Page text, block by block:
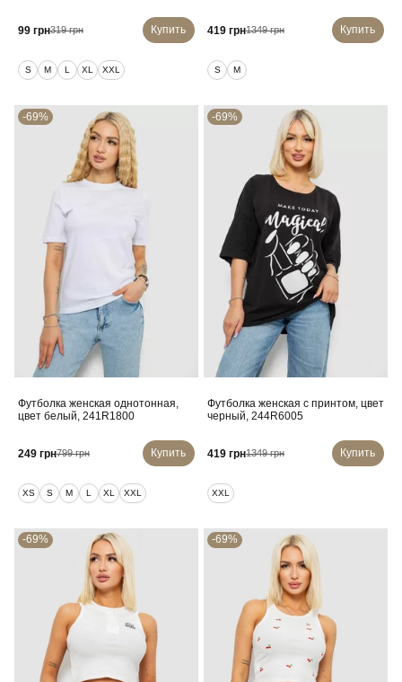
99 грн319 грн Купить
S M L XL XXL
419 грн1349 грн Купить
S M
-69%
Футболка женская однотонная,
цвет белый, 241R1800
249 грн799 грн Купить
XS S M L XL XXL
-69%
Футболка женская с принтом, цвет
черный, 244R6005
419 грн1349 грн Купить
XXL
-69% -69%